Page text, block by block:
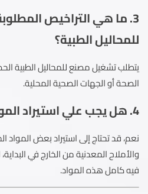
3. ما هي التراخيص
للمحاليل الطبية؟
يتطلب تشغيل مصنع للمحاليل الطبية
الصحة أو الجهات الصحية المحلية.
4. هل يجب علي استيراد المواد الخام؟
نعم، قد تحتاج إلى استيراد بعض المواد
والأملاح المعدنية من الخارج في
فيه كامل هذه المواد.